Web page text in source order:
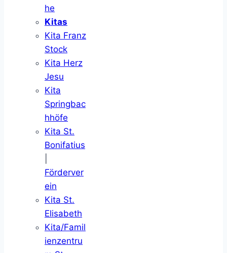
he
Kitas
Kita Franz
Stock
Kita Herz
Jesu
Kita
Springbac
hhöfe
Kita St.
Bonifatius
Förderver
ein
Kita St.
Elisabeth
Kita/Famil
ienzentru